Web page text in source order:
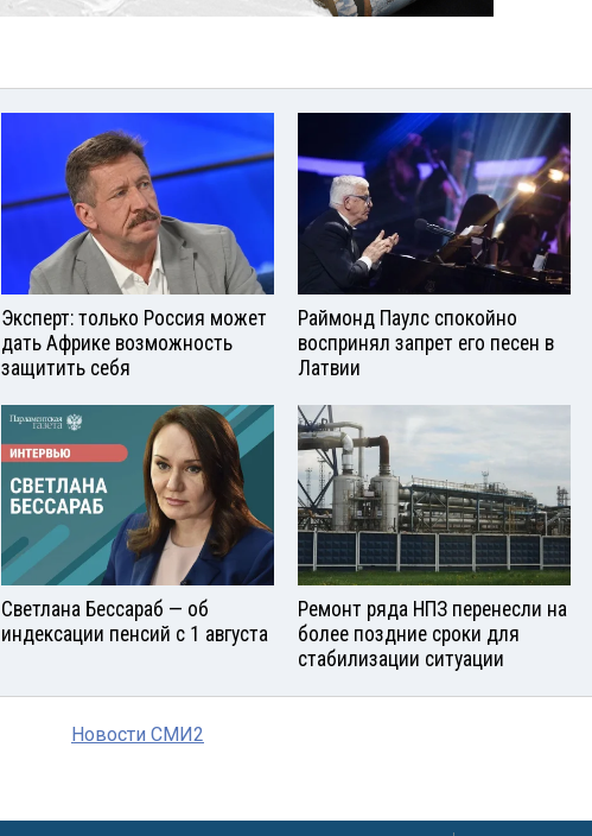
Эксперт: только Россия может
дать Африке возможность
защитить себя
Раймонд Паулс спокойно
воспринял запрет его песен в
Латвии
Светлана Бессараб — об
индексации пенсий с 1 августа
Ремонт ряда НПЗ перенесли на
более поздние сроки для
стабилизации ситуации
Новости СМИ2